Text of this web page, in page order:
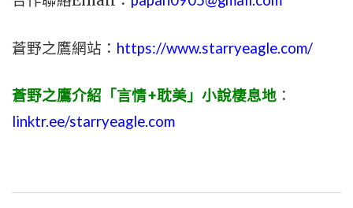
蒼野之鷹網站： https://www.starryeagle.com/
蒼野之鷹介紹「言情+耽美」小說棲息地 ：
linktr.ee/starryeagle.com